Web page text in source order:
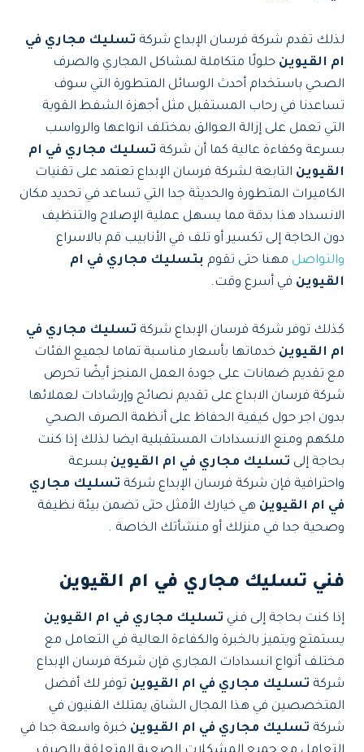
لذلك تقدم شركة فرسان الإبداع شركة تسليك مجاري في
ام القيوين حلولًا متكاملة لمشاكل المجاري والصرف
الصحي باستخدام أحدث الوسائل المتطورة التي سوف
تساعدنا في رحاب المستقبل مثل أجهزة الشفط القوية
التي تعمل على إزالة العوالق بمختلف انواعها والرواسب
بسرعة وكفاءة عالية كما أن شركة تسليك مجاري في ام
القيوين التابعة لشركة فرسان الإبداع تعتمد على تقنيات
الكاميرات المتطورة والحديثة جدا التي تساعد في تحديد مكان
الانسداد هذا بدقة مما يسهل عملية الإصلاح والتنظيف
دون الحاجة إلى تكسير أو تلف في الأنابيب قم بالاسراع
والتواصل مهنا حتى تقوم بتسليك مجاري في ام
القيوين في أسرع وقت.
كذلك توفر شركة فرسان الإبداع شركة تسليك مجاري في
ام القيوين خدماتها بأسعار مناسبة تماما لجميع الفئات
مع تقديم ضمانات على جودة العمل المنجز أيضًا تحرص
شركة فرسان الابداع على تقديم نصائح وإرشادات لعملائها
بدون اجر حول كيفية الحفاظ على أنظمة الصرف الصحي
ملكهم ومنع الانسدادات المستقبلية ايضا لذلك إذا كنت
بحاجة إلى تسليك مجاري في ام القيوين بسرعة
واحترافية فإن شركة فرسان الإبداع شركة تسليك مجاري
في ام القيوين هي خيارك الأمثل حتى تضمن بيئة نظيفة
وصحية جدا في منزلك أو منشأتك الخاصة .
فني تسليك مجاري في ام القيوين
إذا كنت بحاجة إلى فني تسليك مجاري في ام القيوين
يستمتع ويتميز بالخبرة والكفاءة العالية في التعامل مع
مختلف أنواع انسدادات المجاري فإن شركة فرسان الإبداع
شركة تسليك مجاري في ام القيوين توفر لك أفضل
المتخصصين في هذا المجال الشاق يمتلك الفنيون في
شركة تسليك مجاري في ام القيوين خبرة واسعة جدا في